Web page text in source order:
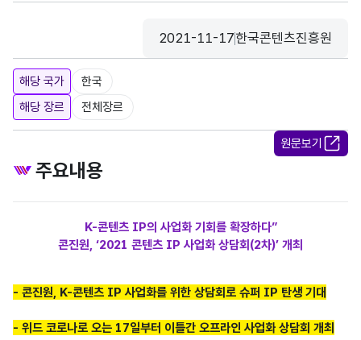
등록일
2021-11-17
수집기관
한국콘텐츠진흥원
해당 국가
한국
해당 장르
전체장르
원문보기
주요내용
K-콘텐츠 IP의 사업화 기회를 확장하다”
콘진원, ‘2021 콘텐츠 IP 사업화 상담회(2차)’ 개최
- 콘진원, K-콘텐츠 IP 사업화를 위한 상담회로 슈퍼 IP 탄생 기대
- 위드 코로나로 오는 17일부터 이틀간 오프라인 사업화 상담회 개최